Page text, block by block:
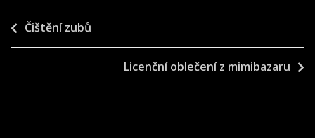
Navigace
pro
Čištění zubů
Licenční oblečení z mimibazaru